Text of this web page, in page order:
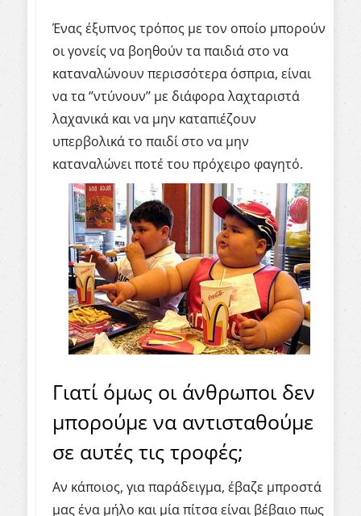
Ένας έξυπνος τρόπος με τον οποίο μπορούν
οι γονείς να βοηθούν τα παιδιά στο να
καταναλώνουν περισσότερα όσπρια, είναι
να τα ‘’ντύνουν’’ με διάφορα λαχταριστά
λαχανικά και να μην καταπιέζουν
υπερβολικά το παιδί στο να μην
καταναλώνει ποτέ του πρόχειρο φαγητό.
Γιατί όμως οι άνθρωποι δεν
μπορούμε να αντισταθούμε
σε αυτές τις τροφές;
Αν κάποιος, για παράδειγμα, έβαζε μπροστά
μας ένα μήλο και μία πίτσα είναι βέβαιο πως